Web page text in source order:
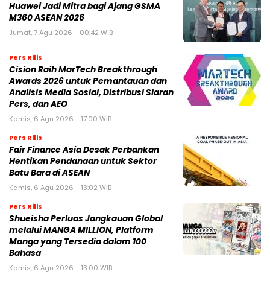
Huawei Jadi Mitra bagi Ajang GSMA
M360 ASEAN 2026
Jumat, 7 Agu 2026 - 00:42 WIB
Pers Rilis
Cision Raih MarTech Breakthrough
Awards 2026 untuk Pemantauan dan
Analisis Media Sosial, Distribusi Siaran
Pers, dan AEO
Kamis, 6 Agu 2026 - 17:00 WIB
Pers Rilis
Fair Finance Asia Desak Perbankan
Hentikan Pendanaan untuk Sektor
Batu Bara di ASEAN
Kamis, 6 Agu 2026 - 13:02 WIB
Pers Rilis
Shueisha Perluas Jangkauan Global
melalui MANGA MILLION, Platform
Manga yang Tersedia dalam 100
Bahasa
Kamis, 6 Agu 2026 - 13:00 WIB